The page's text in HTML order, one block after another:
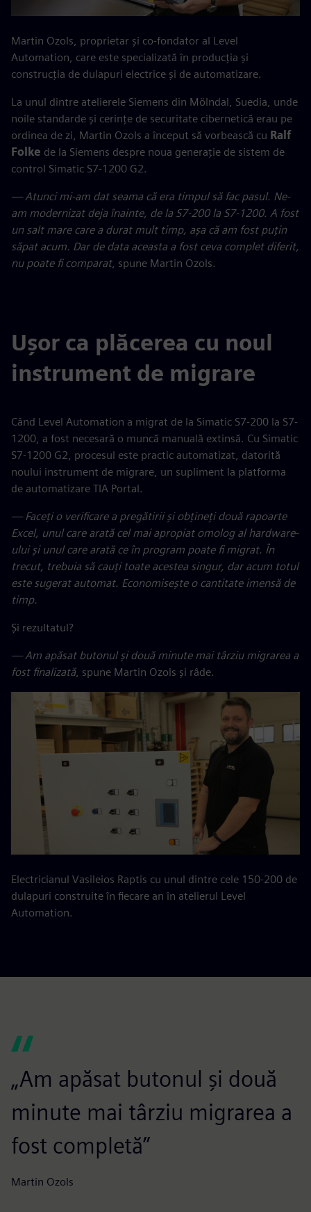
Martin Ozols, proprietar și co-fondator al Level
Automation, care este specializată în producția și
construcția de dulapuri electrice și de automatizare.
La unul dintre atelierele Siemens din Mölndal, Suedia, unde
noile standarde și cerințe de securitate cibernetică erau pe
ordinea de zi, Martin Ozols a început să vorbească cu Ralf
Folke de la Siemens despre noua generație de sistem de
control Simatic S7-1200 G2.
— Atunci mi-am dat seama că era timpul să fac pasul. Ne-
am modernizat deja înainte, de la S7-200 la S7-1200. A fost
un salt mare care a durat mult timp, așa că am fost puțin
săpat acum. Dar de data aceasta a fost ceva complet diferit,
nu poate fi comparat, spune Martin Ozols.
Ușor ca plăcerea cu noul
instrument de migrare
Când Level Automation a migrat de la Simatic S7-200 la S7-
1200, a fost necesară o muncă manuală extinsă. Cu Simatic
S7-1200 G2, procesul este practic automatizat, datorită
noului instrument de migrare, un supliment la platforma
de automatizare TIA Portal.
— Faceți o verificare a pregătirii și obțineți două rapoarte
Excel, unul care arată cel mai apropiat omolog al hardware-
ului și unul care arată ce în program poate fi migrat. În
trecut, trebuia să cauți toate acestea singur, dar acum totul
este sugerat automat. Economisește o cantitate imensă de
timp.
Și rezultatul?
— Am apăsat butonul și două minute mai târziu migrarea a
fost finalizată, spune Martin Ozols și râde.
Electricianul Vasileios Raptis cu unul dintre cele 150-200 de
dulapuri construite în fiecare an în atelierul Level
Automation.
„Am apăsat butonul și două
minute mai târziu migrarea a
fost completă”
Martin Ozols